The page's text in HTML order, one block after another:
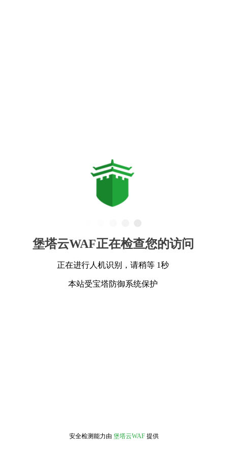
堡塔云WAF正在检查您的访问
正在进行人机识别，请稍等 1秒
本站受宝塔防御系统保护
安全检测能力由 堡塔云WAF 提供